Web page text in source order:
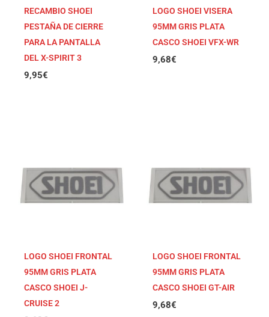
RECAMBIO SHOEI
PESTAÑA DE CIERRE
PARA LA PANTALLA
DEL X-SPIRIT 3
9,95€
LOGO SHOEI VISERA
95MM GRIS PLATA
CASCO SHOEI VFX-WR
9,68€
LOGO SHOEI FRONTAL
95MM GRIS PLATA
CASCO SHOEI J-
CRUISE 2
LOGO SHOEI FRONTAL
95MM GRIS PLATA
CASCO SHOEI GT-AIR
9,68€